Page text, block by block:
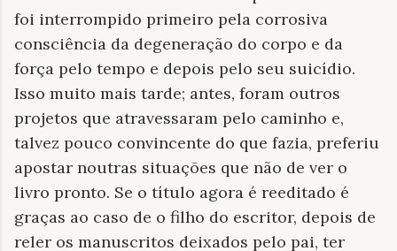
foi interrompido primeiro pela corrosiva
consciência da degeneração do corpo e da
força pelo tempo e depois pelo seu suicídio.
Isso muito mais tarde; antes, foram outros
projetos que atravessaram pelo caminho e,
talvez pouco convincente do que fazia, preferiu
apostar noutras situações que não de ver o
livro pronto. Se o título agora é reeditado é
graças ao caso de o filho do escritor, depois de
reler os manuscritos deixados pelo pai, ter